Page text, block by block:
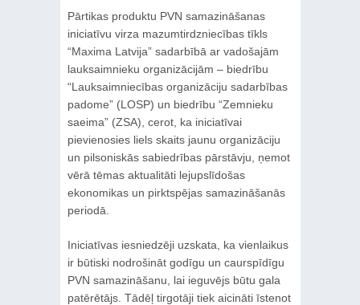
Pārtikas produktu PVN samazināšanas
iniciatīvu virza mazumtirdzniecības tīkls
“Maxima Latvija” sadarbībā ar vadošajām
lauksaimnieku organizācijām – biedrību
“Lauksaimniecības organizāciju sadarbības
padome” (LOSP) un biedrību “Zemnieku
saeima” (ZSA), cerot, ka iniciatīvai
pievienosies liels skaits jaunu organizāciju
un pilsoniskās sabiedrības pārstāvju, ņemot
vērā tēmas aktualitāti lejupslīdošas
ekonomikas un pirktspējas samazināšanās
periodā.
Iniciatīvas iesniedzēji uzskata, ka vienlaikus
ir būtiski nodrošināt godīgu un caurspīdīgu
PVN samazināšanu, lai ieguvējs būtu gala
patērētājs. Tādēļ tirgotāji tiek aicināti īstenot